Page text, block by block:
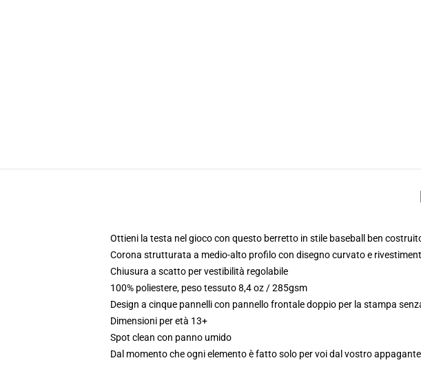
Ottieni la testa nel gioco con questo berretto in stile baseball ben
Corona strutturata a medio-alto profilo con disegno curvato e
Chiusura a scatto per vestibilità regolabile
100% poliestere, peso tessuto 8,4 oz / 285gsm
Design a cinque pannelli con pannello frontale doppio per la stampa
Dimensioni per età 13+
Spot clean con panno umido
Dal momento che ogni elemento è fatto solo per voi dal vostro